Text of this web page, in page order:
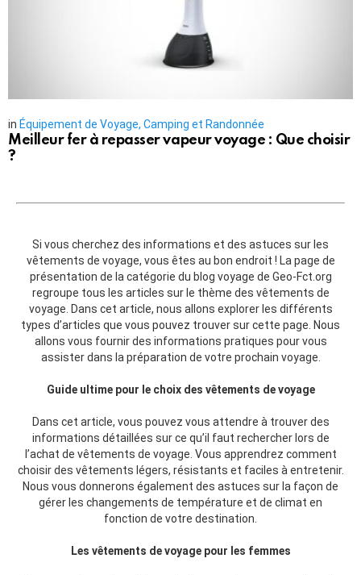
in Équipement de Voyage, Camping et Randonnée
Meilleur fer à repasser vapeur voyage : Que choisir
?
Si vous cherchez des informations et des astuces sur les
vêtements de voyage, vous êtes au bon endroit ! La page de
présentation de la catégorie du blog voyage de Geo-Fct.org
regroupe tous les articles sur le thème des vêtements de
voyage. Dans cet article, nous allons explorer les différents
types d’articles que vous pouvez trouver sur cette page. Nous
allons vous fournir des informations pratiques pour vous
assister dans la préparation de votre prochain voyage.
Guide ultime pour le choix des vêtements de voyage
Dans cet article, vous pouvez vous attendre à trouver des
informations détaillées sur ce qu’il faut rechercher lors de
l’achat de vêtements de voyage. Vous apprendrez comment
choisir des vêtements légers, résistants et faciles à entretenir.
Nous vous donnerons également des astuces sur la façon de
gérer les changements de température et de climat en
fonction de votre destination.
Les vêtements de voyage pour les femmes